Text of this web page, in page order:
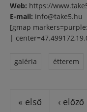
Web: https://
E-mail: info@take5.hu
[gmap
|
galéria étterem
« első ‹ előző